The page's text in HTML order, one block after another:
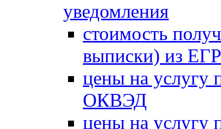
уведомления
стоимость
выписки) из
цены на услугу
ОКВЭД
цены на услугу